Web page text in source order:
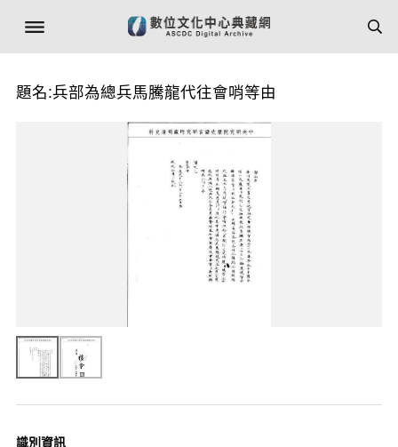
題名:兵部為總兵馬騰龍代往會哨等由
識別資訊